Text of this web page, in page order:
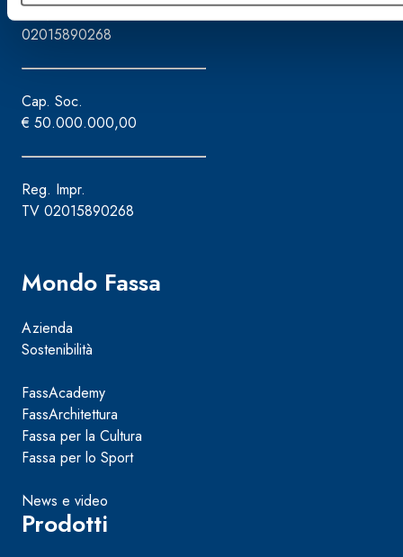
C.F./P.IVA
02015890268
Cap. Soc.
€ 50.000.000,00
Reg. Impr.
TV 02015890268
Mondo Fassa
Azienda
Sostenibilità
FassAcademy
FassArchitettura
Fassa per la Cultura
Fassa per lo Sport
News e video
Prodotti